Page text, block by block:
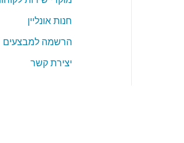
חנות אונליין
הרשמה למבצעים
יצירת קשר